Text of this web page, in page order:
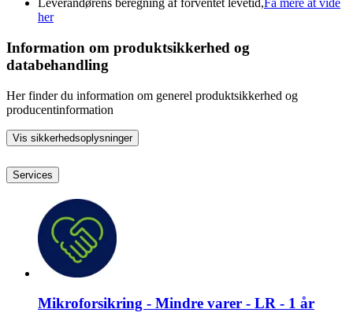
Leverandørens beregning af forventet levetid,Få mere at vide
her
Information om produktsikkerhed og
databehandling
Her finder du information om generel produktsikkerhed og
producentinformation
Vis sikkerhedsoplysninger
Services
Mikroforsikring - Mindre varer - LR - 1 år